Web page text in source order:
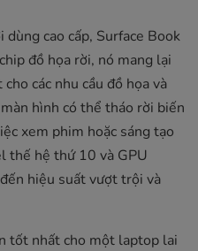
cao cấp, Surface Book
đồ họa rời, nó mang lại
các nhu cầu đồ họa và
hình có thể tháo rời biến
xem phim hoặc sáng tạo
thế hệ thứ 10 và GPU
hiệu suất vượt trội và
tốt nhất cho một laptop lai